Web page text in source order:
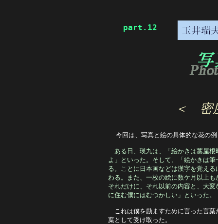
part.12
＜　
今回は、写真と絵の具体的な花の
ある日、瑛九は、「絵かきは藁屋
よ」といった。そして、「絵かきは
る。ことに日本画などは漢字を覚え
わる。また、一枚の絵に数ケ月以上
それだけに、それ以前の内容と、大
に住む僕にはむつかしい」といった。
これは僕を励ますために言った言葉
葉として受け取った。